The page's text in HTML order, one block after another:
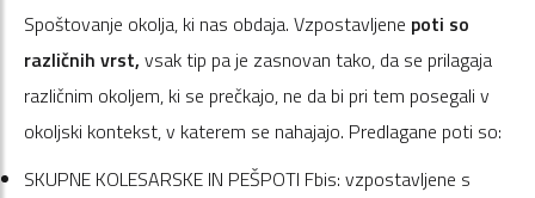
Spoštovanje okolja, ki nas obdaja. Vzpostavljene poti so
različnih vrst, vsak tip pa je zasnovan tako, da se prilagaja
različnim okoljem, ki se prečkajo, ne da bi pri tem posegali v
okoljski kontekst, v katerem se nahajajo. Predlagane poti so:
SKUPNE KOLESARSKE IN PEŠPOTI Fbis: vzpostavljene s